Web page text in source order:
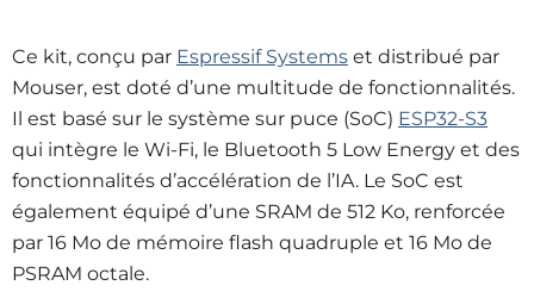
Ce kit, conçu par Espressif Systems et distribué par
Mouser, est doté d’une multitude de fonctionnalités.
Il est basé sur le système sur puce (SoC) ESP32-S3
qui intègre le Wi-Fi, le Bluetooth 5 Low Energy et des
fonctionnalités d’accélération de l’IA. Le SoC est
également équipé d’une SRAM de 512 Ko, renforcée
par 16 Mo de mémoire flash quadruple et 16 Mo de
PSRAM octale.